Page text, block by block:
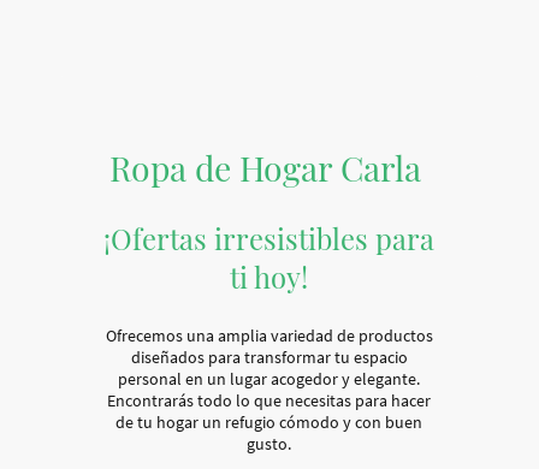
Ropa de Hogar Carla
¡Ofertas irresistibles para
ti hoy!
Ofrecemos una amplia variedad de productos
diseñados para transformar tu espacio
personal en un lugar acogedor y elegante.
Encontrarás todo lo que necesitas para hacer
de tu hogar un refugio cómodo y con buen
gusto.